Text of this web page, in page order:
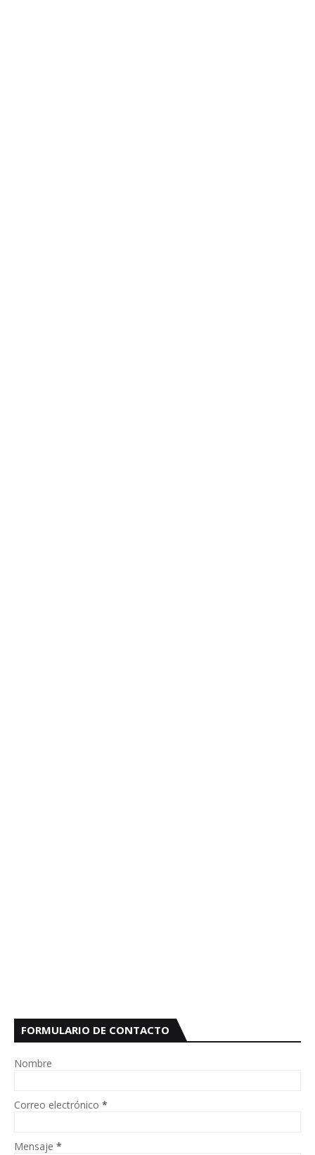
FORMULARIO DE CONTACTO
Nombre
Correo electrónico *
Mensaje *